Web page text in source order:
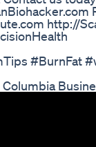
http://
#BurnFat